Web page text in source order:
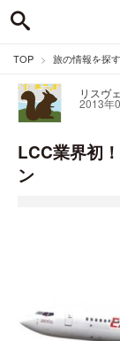
TOP 旅の情報を探す
リスヴ
2013年
LCC業界初
ン